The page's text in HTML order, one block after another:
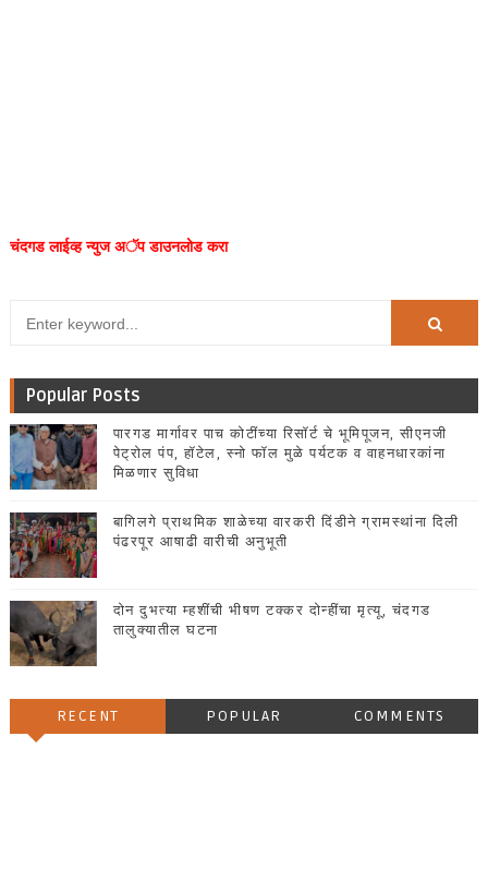
चंदगड लाईव्ह न्युज अॅप डाउनलोड करा
Popular Posts
पारगड मार्गावर पाच कोटींच्या रिसॉर्ट चे भूमिपूजन, सीएनजी
पेट्रोल पंप, हॉटेल, स्नो फॉल मुळे पर्यटक व वाहनधारकांना
मिळणार सुविधा
बागिलगे प्राथमिक शाळेच्या वारकरी दिंडीने ग्रामस्थांना दिली
पंढरपूर आषाढी वारीची अनुभूती
दोन दुभत्या म्हशींची भीषण टक्कर दोन्हींचा मृत्यू, चंदगड
तालुक्यातील घटना
RECENT POPULAR COMMENTS